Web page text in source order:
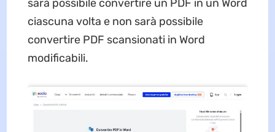
sarà possibile convertire un PDF in un Word
ciascuna volta e non sarà possibile
convertire PDF scansionati in Word
modificabili.